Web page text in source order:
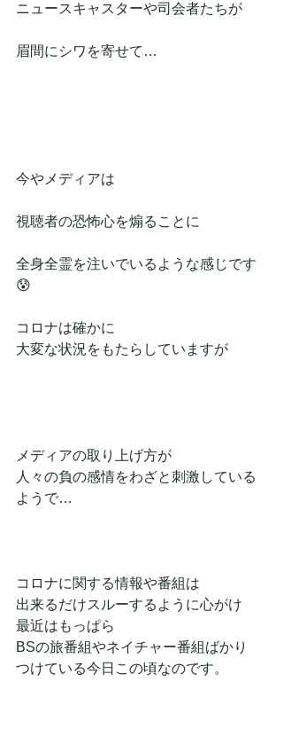
ニュースキャスターや司会者たちが
眉間にシワを寄せて…
今やメディアは
視聴者の恐怖心を煽ることに
全身全霊を注いでいるような感じです
😰
コロナは確かに
大変な状況をもたらしていますが
メディアの取り上げ方が
人々の負の感情をわざと刺激している
ようで…
コロナに関する情報や番組は
出来るだけスルーするように心がけ
最近はもっぱら
BSの旅番組やネイチャー番組ばかり
つけている今日この頃なのです。